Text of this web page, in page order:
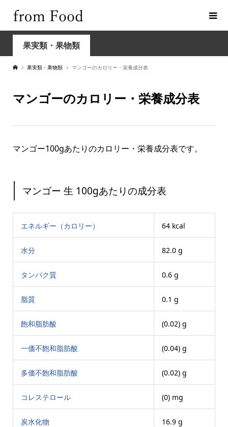
果実類・果物類
果実類・果物類 マンゴーのカロリー・栄養成分表
マンゴーのカロリー・栄養成分表
マンゴー100gあたりのカロリー・栄養成分表です。
マンゴー 生 100gあたりの成分表
エネルギー（カロリー） 64 kcal
水分 82.0 g
タンパク質 0.6 g
脂質 0.1 g
飽和脂肪酸 (0.02) g
一価不飽和脂肪酸 (0.04) g
多価不飽和脂肪酸 (0.02) g
コレステロール (0) mg
炭水化物 16.9 g